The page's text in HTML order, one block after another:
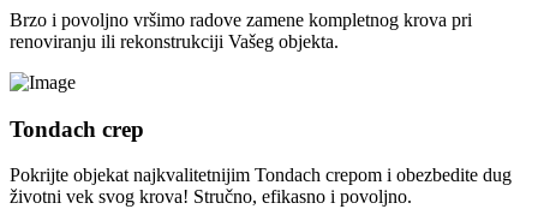
Brzo i povoljno vršimo radove zamene kompletnog krova pri
renoviranju ili rekonstrukciji Vašeg objekta.
Tondach crep
Pokrijte objekat najkvalitetnijim Tondach crepom i obezbedite dug
životni vek svog krova! Stručno, efikasno i povoljno.